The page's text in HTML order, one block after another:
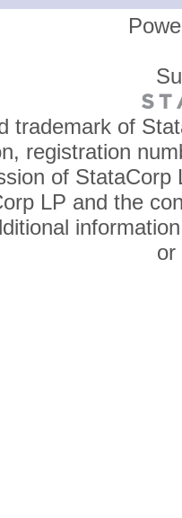
trademark of
registration
of
LP and the
or